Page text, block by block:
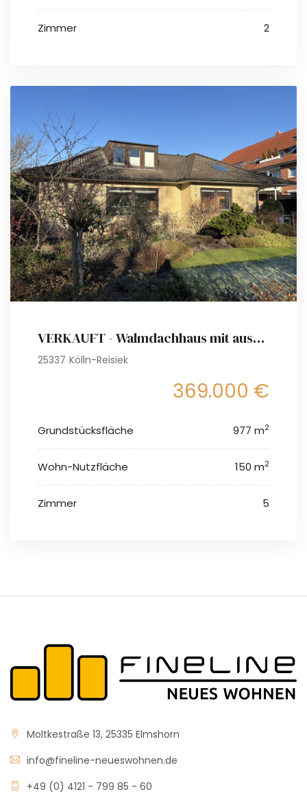
Zimmer 2
VERKAUFT - Walmdachhaus mit ausgebautem Dachgeschoss und Gartenparadies
25337 Kölln-Reisiek
369.000 €
Grundstücksfläche 977 m2
Wohn-Nutzfläche 150 m2
Zimmer 5
Moltkestraße 13, 25335 Elmshorn
info@fineline-neueswohnen.de
+49 (0) 4121 - 799 85 - 60